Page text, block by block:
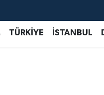
TÜRKİYE İSTANBUL